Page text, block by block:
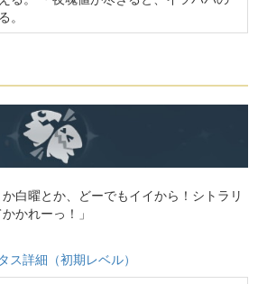
。
か白曜とか、どーでもイイから！シトラリ
かれーっ！」
ス詳細（初期レベル）